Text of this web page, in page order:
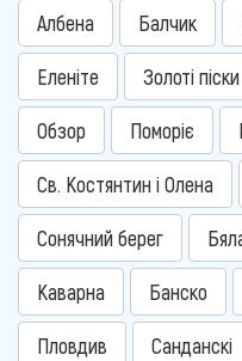
Албена Балчик
Еленіте Золоті піски
Обзор Поморіє
Св. Костянтин і Олена
Сонячний берег
Каварна Банско
Пловдив Санданскі